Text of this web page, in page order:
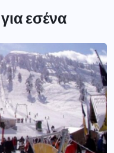
εσένα